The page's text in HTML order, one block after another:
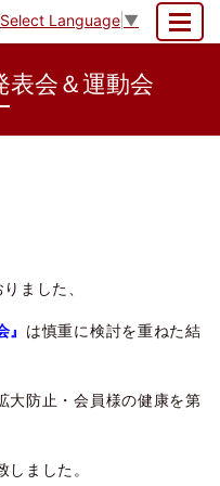
Select Language ▼
表会＆運動会
ました、
は慎重に検討を重ねた結
防止・会員様の健康を第
しました。